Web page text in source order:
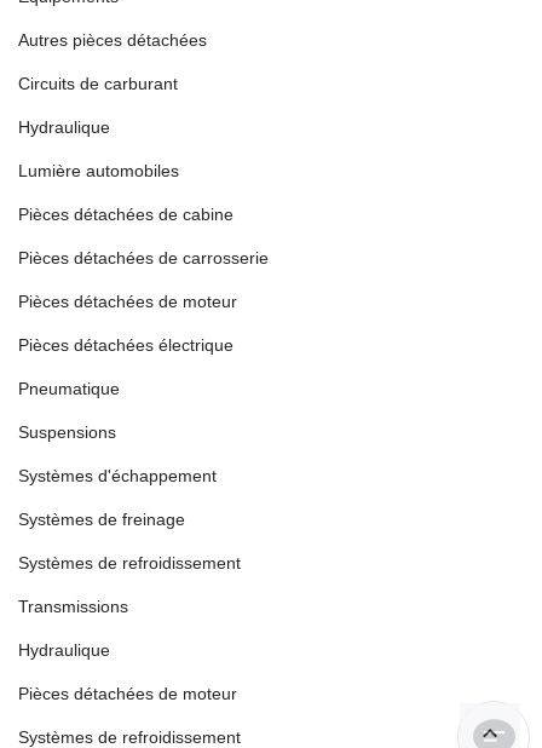
Autres pièces détachées
Circuits de carburant
Hydraulique
Lumière automobiles
Pièces détachées de cabine
Pièces détachées de carrosserie
Pièces détachées de moteur
Pièces détachées électrique
Pneumatique
Suspensions
Systèmes d'échappement
Systèmes de freinage
Systèmes de refroidissement
Transmissions
Hydraulique
Pièces détachées de moteur
Systèmes de refroidissement